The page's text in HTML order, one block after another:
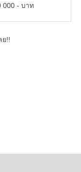
000 - บาท
ย!!